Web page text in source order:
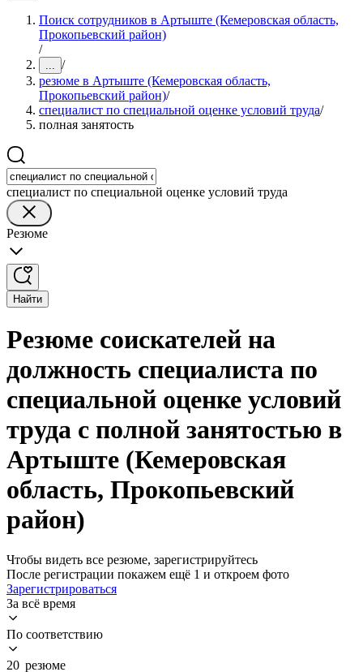
Поиск сотрудников в Артыште (Кемеровская область,
Прокопьевский район)
/
... /
резюме в Артыште (Кемеровская область,
Прокопьевский район)/
специалист по специальной оценке условий труда/
полная занятость
специалист по специальной оценке условий труда
Резюме
Найти
Резюме соискателей на
должность специалиста по
специальной оценке условий
труда с полной занятостью в
Артыште (Кемеровская
область, Прокопьевский
район)
Чтобы видеть все резюме, зарегистрируйтесь
После регистрации покажем ещё 1 и откроем фото
Зарегистрироваться
За всё время
По соответствию
20 резюме